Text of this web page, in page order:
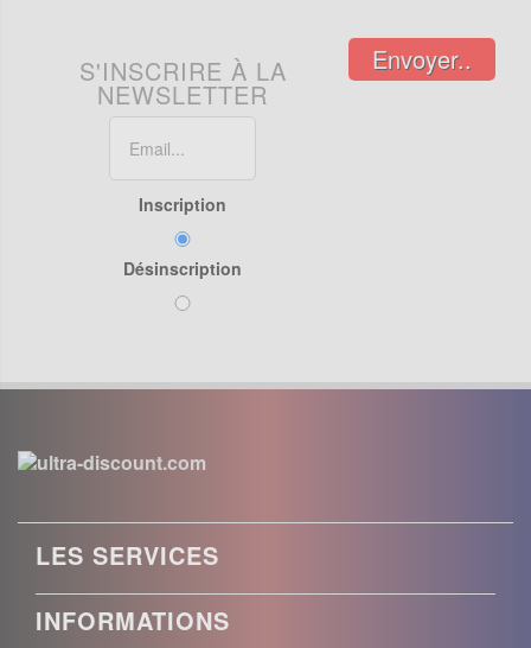
S'INSCRIRE À LA
NEWSLETTER
Inscription
Désinscription
Envoyer..
LES SERVICES
INFORMATIONS